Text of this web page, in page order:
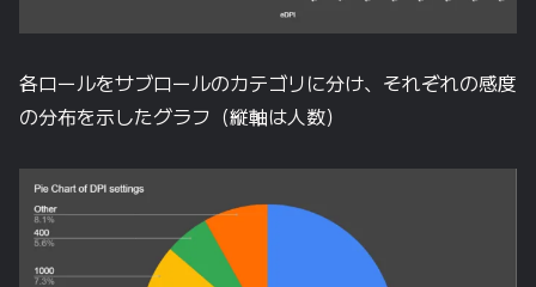
各ロールをサブロールのカテゴリに分け、それぞれの感度
の分布を示したグラフ（縦軸は人数）